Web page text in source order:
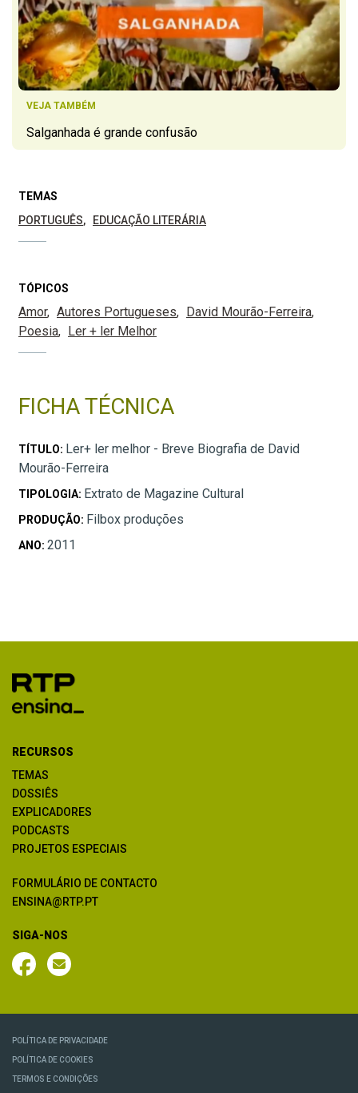
VEJA TAMBÉM
Salganhada é grande confusão
TEMAS
PORTUGUÊS
EDUCAÇÃO LITERÁRIA
TÓPICOS
Amor Autores Portugueses
David Mourão-Ferreira
Poesia
Ler + ler Melhor
FICHA TÉCNICA
TÍTULO: Ler+ ler melhor - Breve Biografia de David
Mourão-Ferreira
TIPOLOGIA: Extrato de Magazine Cultural
PRODUÇÃO: Filbox produções
ANO: 2011
RECURSOS
TEMAS
DOSSIÊS
EXPLICADORES
PODCASTS
PROJETOS ESPECIAIS
FORMULÁRIO DE CONTACTO
ENSINA@RTP.PT
SIGA-NOS
POLÍTICA DE PRIVACIDADE
POLÍTICA DE COOKIES
TERMOS E CONDIÇÕES